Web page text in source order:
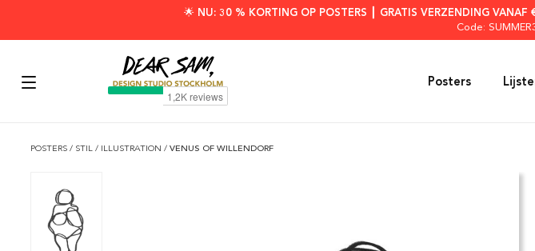
🌟 NU: 30 % KORTING OP POSTERS ┃ GRATIS VERZENDING
Code:
Posters
POSTERS / STIL / ILLUSTRATION / VENUS OF WILLENDORF